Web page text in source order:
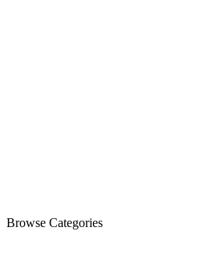
Browse Categories